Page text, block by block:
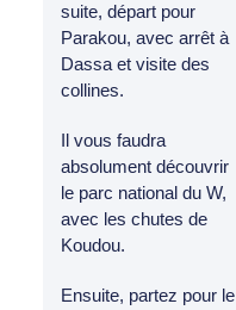
suite, départ pour
Parakou, avec arrêt à
Dassa et visite des
collines.
Il vous faudra
absolument découvrir
le parc national du W,
avec les chutes de
Koudou.
Ensuite, partez pour le